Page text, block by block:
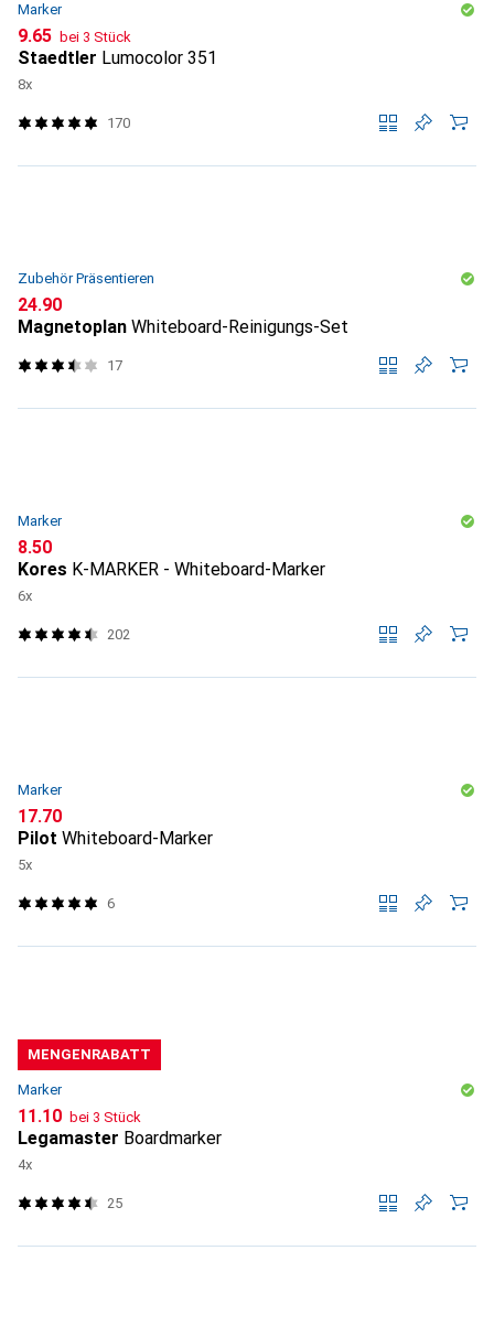
Marker
CHF
9.65 bei 3 Stück
Staedtler Lumocolor 351
8x
170
Zubehör Präsentieren
CHF
24.90
Magnetoplan Whiteboard-Reinigungs-Set
17
Marker
CHF
8.50
Kores K-MARKER - Whiteboard-Marker
6x
202
Marker
CHF
17.70
Pilot Whiteboard-Marker
5x
6
MENGENRABATT
Marker
CHF
11.10 bei 3 Stück
Legamaster Boardmarker
4x
25